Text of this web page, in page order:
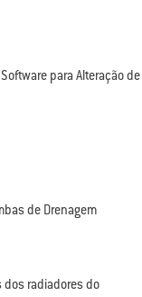
para Alteração de
de Drenagem
radiadores do